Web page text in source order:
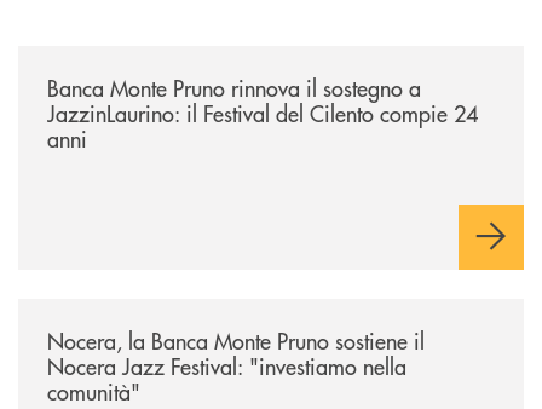
Banca Monte Pruno rinnova il sostegno a
JazzinLaurino: il Festival del Cilento compie 24
anni
Nocera, la Banca Monte Pruno sostiene il
Nocera Jazz Festival: "investiamo nella
comunità"